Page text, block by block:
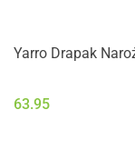
Yarro Drapak
63.95